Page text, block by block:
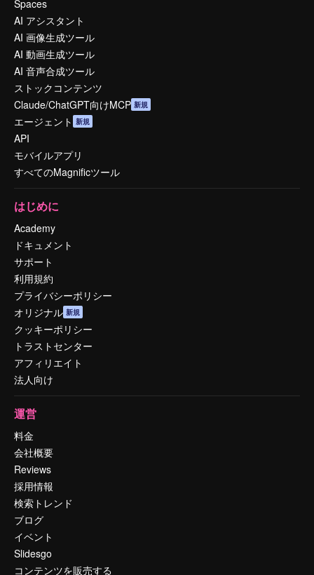
Spaces
AI アシスタント
AI 画像生成ツール
AI 動画生成ツール
AI 音声合成ツール
ストックコンテンツ
Claude/ChatGPT向けMCP 新規
エージェント 新規
API
モバイルアプリ
すべてのMagnificツール
はじめに
Academy
ドキュメント
サポート
利用規約
プライバシーポリシー
オリジナル 新規
クッキーポリシー
トラストセンター
アフィリエイト
法人向け
運営
料金
会社概要
Reviews
採用情報
検索トレンド
ブログ
イベント
Slidesgo
コンテンツを販売する